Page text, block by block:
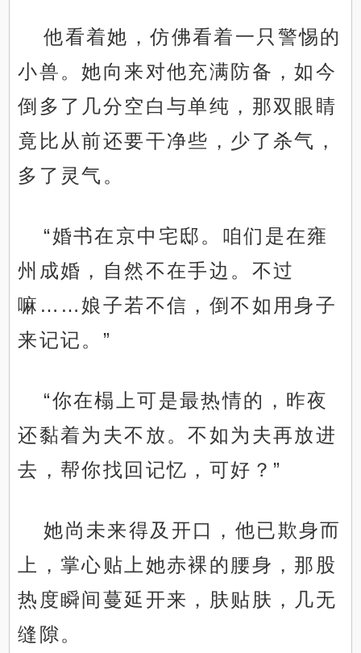
他看着她，仿佛看着一只警惕的
小兽。她向来对他充满防备，如今
倒多了几分空白与单纯，那双眼睛
竟比从前还要干净些，少了杀气，
多了灵气。
“婚书在京中宅邸。咱们是在雍
州成婚，自然不在手边。不过
嘛……娘子若不信，倒不如用身子
来记记。”
“你在榻上可是最热情的，昨夜
还黏着为夫不放。不如为夫再放进
去，帮你找回记忆，可好？”
她尚未来得及开口，他已欺身而
上，掌心贴上她赤裸的腰身，那股
热度瞬间蔓延开来，肤贴肤，几无
缝隙。